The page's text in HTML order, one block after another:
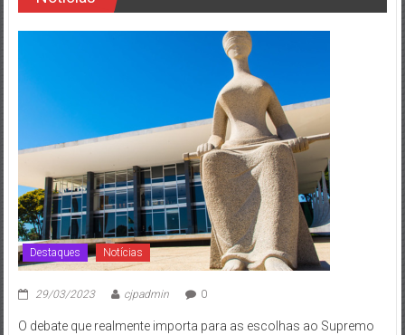
Destaques Notícias
29/03/2023 cjpadmin 0
O debate que realmente importa para as escolhas ao Supremo